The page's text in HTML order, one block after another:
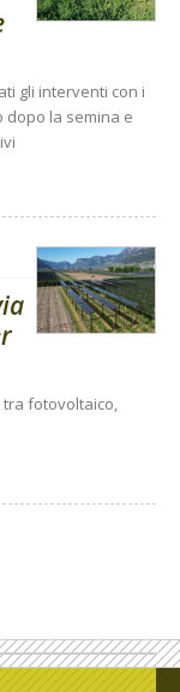
gli interventi con i
la semina e
tra fotovoltaico,